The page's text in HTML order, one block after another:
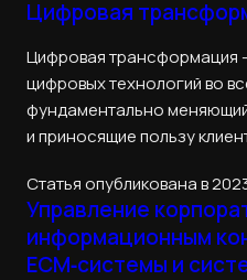
Цифровая
Цифровая трансформация
цифровых технологий во
фундаментально
и приносящие пользу
Статья опубликована в
Управление
информационным
ECM‑системы и